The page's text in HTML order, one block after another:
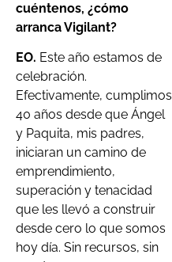
cuéntenos, ¿cómo
arranca Vigilant?
EO. Este año estamos de
celebración.
Efectivamente, cumplimos
40 años desde que Ángel
y Paquita, mis padres,
iniciaran un camino de
emprendimiento,
superación y tenacidad
que les llevó a construir
desde cero lo que somos
hoy día. Sin recursos, sin